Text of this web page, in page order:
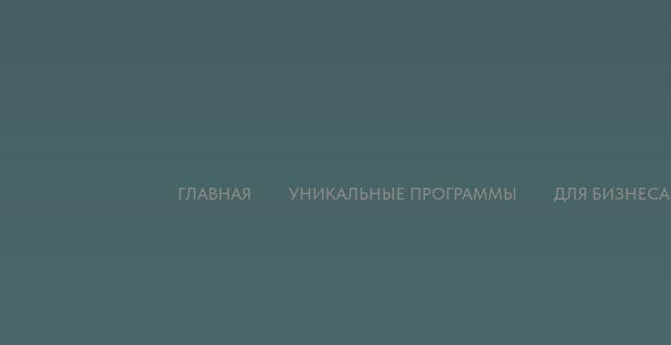
ГЛАВНАЯ УНИКАЛЬНЫЕ ПРОГРАММЫ ДЛЯ БИЗНЕСА